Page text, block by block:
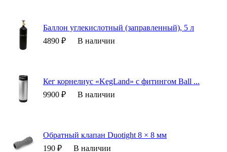
Баллон углекислотный (заправленный), 5 л
4890 ₽
В наличии
Кег корнелиус «KegLand» с фитингом Ball ...
9900 ₽
В наличии
Обратный клапан Duotight 8 × 8 мм
190 ₽
В наличии